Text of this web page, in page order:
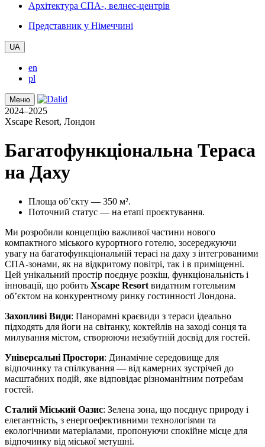
Архітектура СПА-, велнес-центрів
Представник у Німеччині
UA
en
pl
Меню
2024–2025
Xscape Resort, Лондон
Багатофункціональна Тераса
на Даху
Площа об’єкту — 350 м².
Поточний статус — на етапі проєктування.
Ми розробили концепцію важливої частини нового
компактного міського курортного готелю, зосереджуючи
увагу на багатофункціональній терасі на даху з інтегрованими
СПА-зонами, як на відкритому повітрі, так і в приміщенні.
Цей унікальний простір поєднує розкіш, функціональність і
інновації, що робить Xscape Resort видатним готельним
об’єктом на конкурентному ринку гостинності Лондона.
Захопливі Види: Панорамні краєвиди з тераси ідеально
підходять для йоги на світанку, коктейлів на заході сонця та
милування містом, створюючи незабутній досвід для гостей.
Універсальні Простори: Динамічне середовище для
відпочинку та спілкування — від камерних зустрічей до
масштабних подій, яке відповідає різноманітним потребам
гостей.
Сталий Міський Оазис: Зелена зона, що поєднує природу і
елегантність, з енергоефективними технологіями та
екологічними матеріалами, пропонуючи спокійне місце для
відпочинку від міської метушні.